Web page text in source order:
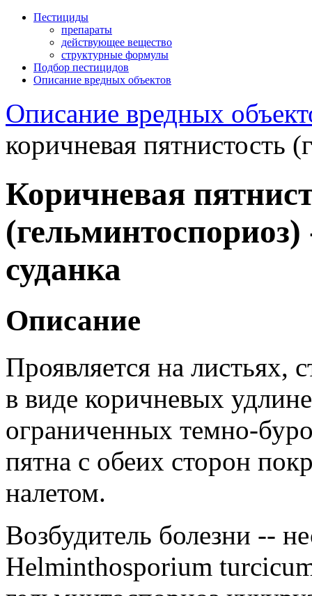
Пестициды
препараты
действующее вещество
структурные формулы
Подбор пестицидов
Описание вредных объектов
Описание вредных
коричневая пятнистость
Коричневая
суданка
Описание
Проявляется на листьях,
в виде коричневых
ограниченных темно-
пятна с обеих сторон
налетом.
Возбудитель болезни --
Helminthosporium